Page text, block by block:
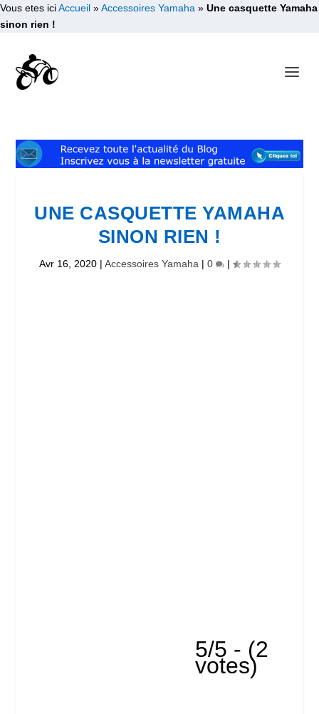
Vous etes iciAccueil »Accessoires Yamaha » Une casquette Yamaha
sinon rien !
UNE CASQUETTE YAMAHA
SINON RIEN !
Avr 16, 2020 | Accessoires Yamaha | 0 |
5/5 - (2
votes)